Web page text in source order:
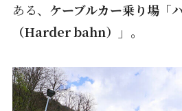
ある、 ケーブルカー乗り場「
（Harder bahn）」。